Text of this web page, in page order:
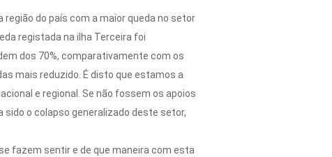
do país com a maior queda no setor
registada na ilha Terceira foi
dos 70%, comparativamente com os
mais reduzido. É disto que estamos a
e regional. Se não fossem os apoios
o colapso generalizado deste setor,
fazem sentir e de que maneira com esta